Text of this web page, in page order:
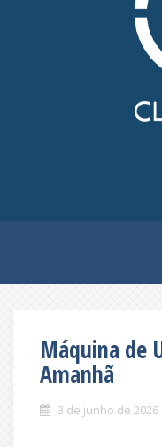
Máquina de
Amanhã
3 de junho de 2026